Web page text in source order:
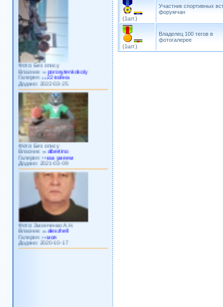
Фото: Без опису
Власник:
porosytenkokoly
Галерея:
22 война
Додано: 2022-03-25
Фото: Без опису
Власник:
albertino
Галерея:
как умеем
Додано: 2021-03-09
Власник:
alexzhell
Галерея:
моя
Додано: 2020-10-17
(1шт.)
Участник спортивных
форумчан
(1шт.)
Владелец 100 тегов в
фотогалерее